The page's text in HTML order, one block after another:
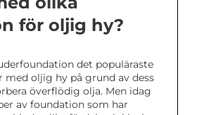
för oljig hy?
det populäraste
med oljig hy på grund av dess
överflödig olja. Men idag
av foundation som har